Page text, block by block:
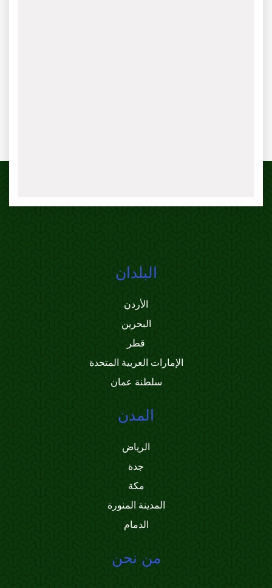
البلدان
الأردن
البحرين
قطر
الإمارات العربية المتحدة
سلطنة عمان
المدن
الرياض
جدة
مكة
المدينة المنورة
الدمام
من نحن